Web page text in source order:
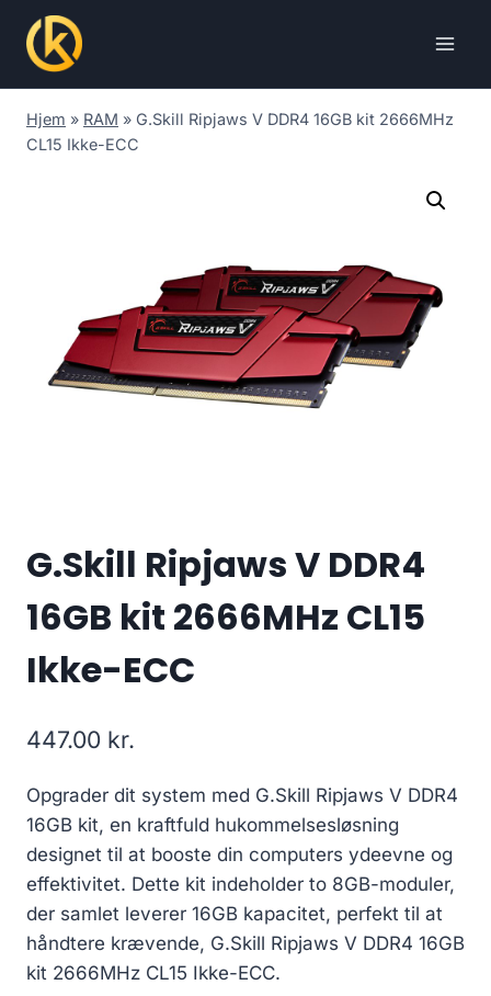
content
Hjem » RAM » G.Skill Ripjaws V DDR4 16GB kit 2666MHz
CL15 Ikke-ECC
G.Skill Ripjaws V DDR4
16GB kit 2666MHz CL15
Ikke-ECC
447.00 kr.
Opgrader dit system med G.Skill Ripjaws V DDR4
16GB kit, en kraftfuld hukommelsesløsning
designet til at booste din computers ydeevne og
effektivitet. Dette kit indeholder to 8GB-moduler,
der samlet leverer 16GB kapacitet, perfekt til at
håndtere krævende, G.Skill Ripjaws V DDR4 16GB
kit 2666MHz CL15 Ikke-ECC.